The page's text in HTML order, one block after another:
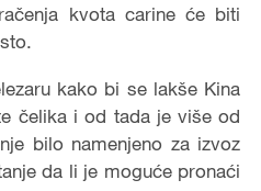
kvota carine će biti
kako bi se lakše Kina
čelika i od tada je više od
bilo namenjeno za izvoz
da li je moguće pronaći